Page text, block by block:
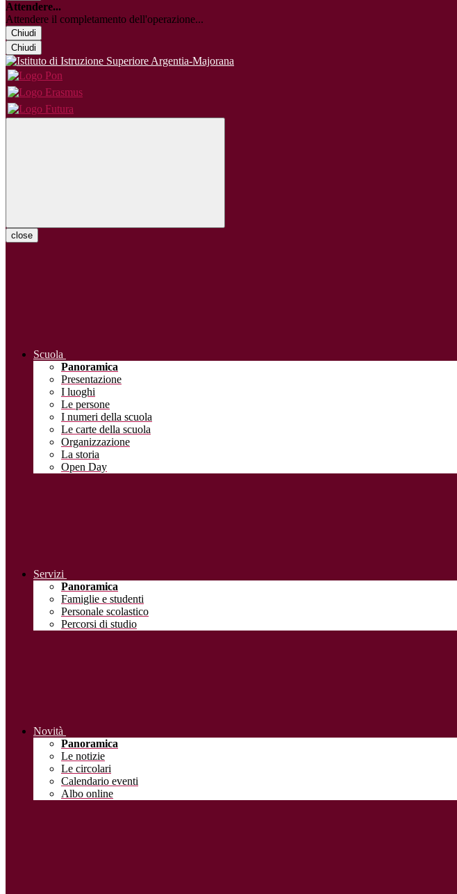
Attendere...
Attendere il completamento dell'operazione...
Chiudi
Chiudi
close
Scuola
Panoramica
Presentazione
I luoghi
Le persone
I numeri della scuola
Le carte della scuola
Organizzazione
La storia
Open Day
Servizi
Panoramica
Famiglie e studenti
Personale scolastico
Percorsi di studio
Novità
Panoramica
Le notizie
Le circolari
Calendario eventi
Albo online